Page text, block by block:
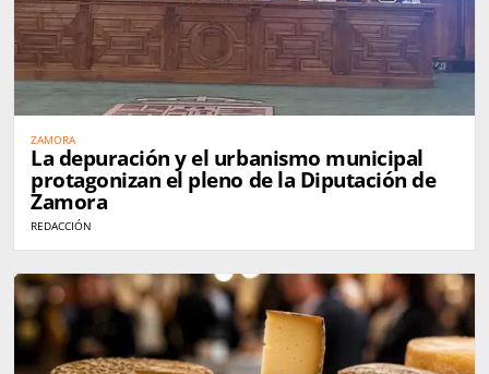
ZAMORA
La depuración y el urbanismo municipal
protagonizan el pleno de la Diputación de
Zamora
REDACCIÓN